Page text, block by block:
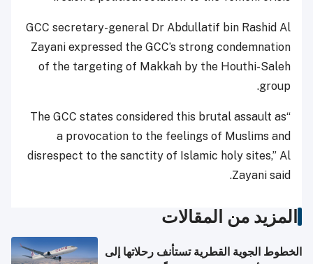
GCC secretary-general Dr Abdullatif bin Rashid Al
Zayani expressed the GCC’s strong condemnation
of the targeting of Makkah by the Houthi-Saleh
group.
“The GCC states considered this brutal assault as
a provocation to the feelings of Muslims and
disrespect to the sanctity of Islamic holy sites,” Al
Zayani said.
المزيد من المقالات
الخطوط الجوية القطرية تستأنف رحلاتها إلى